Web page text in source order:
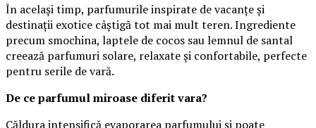
În același timp, parfumurile inspirate de vacanțe și
destinații exotice câștigă tot mai mult teren. Ingrediente
precum smochina, laptele de cocos sau lemnul de santal
creează parfumuri solare, relaxate și confortabile, perfecte
pentru serile de vară.
De ce parfumul miroase diferit vara?
Căldura intensifică evaporarea parfumului și poate